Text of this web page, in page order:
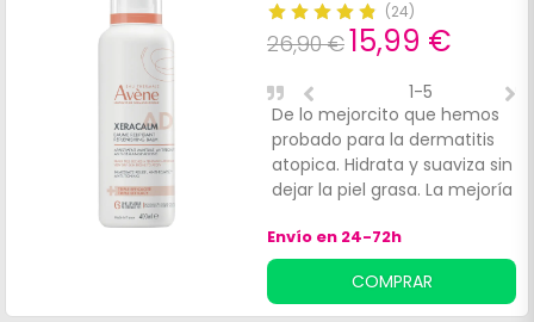
(24)
26,90 €15,99 €
De lo mejorcito que hemos
probado para la dermatitis
atopica. Hidrata y suaviza sin
dejar la piel grasa. La mejoría
1-5
Envío en 24-72h
COMPRAR